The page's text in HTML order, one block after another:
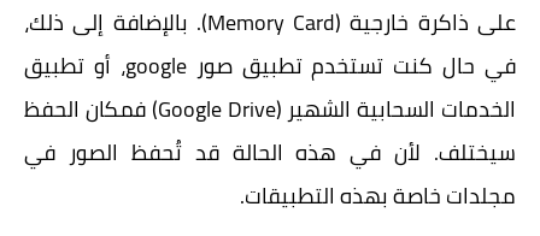
على ذاكرة خارجية (Memory Card). بالإضافة إلى ذلك،
في حال كنت تستخدم تطبيق صور google، أو تطبيق
الخدمات السحابية الشهير (Google Drive) فمكان الحفظ
سيختلف. لأن في هذه الحالة قد تُحفظ الصور في
مجلدات خاصة بهذه التطبيقات.